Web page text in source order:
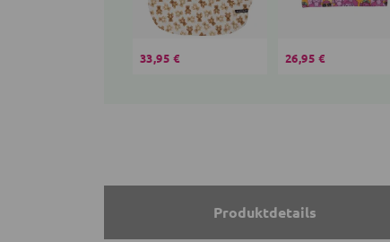
33,95 € 26,95 €
Produktdetails